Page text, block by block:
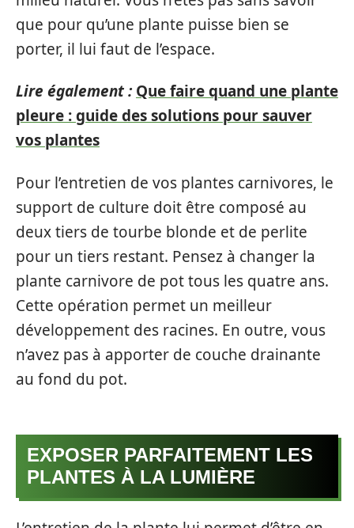
que pour qu’une plante puisse bien se
porter, il lui faut de l’espace.
Lire également : Que faire quand une plante
pleure : guide des solutions pour sauver
vos plantes
Pour l’entretien de vos plantes carnivores, le
support de culture doit être composé au
deux tiers de tourbe blonde et de perlite
pour un tiers restant. Pensez à changer la
plante carnivore de pot tous les quatre ans.
Cette opération permet un meilleur
développement des racines. En outre, vous
n’avez pas à apporter de couche drainante
au fond du pot.
EXPOSER PARFAITEMENT LES
PLANTES À LA LUMIÈRE